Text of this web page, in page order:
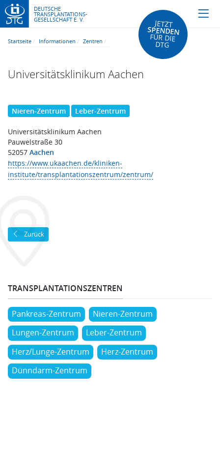
DEUTSCHE
TRANSPLANTATIONS-
GESELLSCHAFT E. V. JETZT
SPENDEN
FÜR DIE
DTG
Startseite Informationen Zentren
Universitätsklinikum Aachen
Nieren-Zentrum Leber-Zentrum
Universitätsklinikum Aachen
Pauwelstraße 30
52057 Aachen
https://www.ukaachen.de/kliniken-
institute/transplantationszentrum/zentrum/
Vorheriger Beitrag: Zentralklinikum Augsburg
Zurück
TRANSPLANTATIONSZENTREN
Pankreas-Zentrum
Nieren-Zentrum
Lungen-Zentrum
Leber-Zentrum
Herz/Lunge-Zentrum
Herz-Zentrum
Dünndarm-Zentrum